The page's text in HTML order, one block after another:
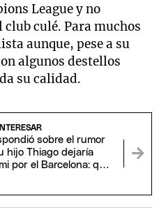
League y no
culé. Para muchos
aunque, pese a su
algunos destellos
su calidad.
sobre el rumor
hijo Thiago dejaría
por el Barcelona: qué